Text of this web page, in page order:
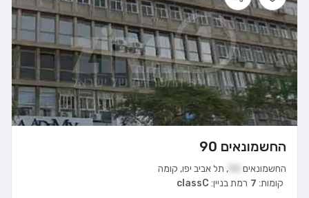
החשמונאים 90
החשמונאים , תל אביב יפו, קומה
רמת בניין: classC קומות: 7